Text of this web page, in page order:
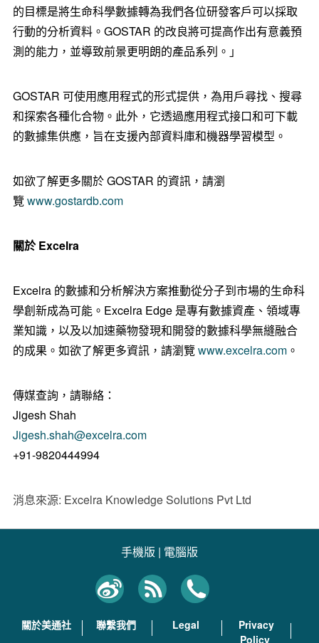
的目標是將生命科學數據轉為我們各位研發客戶可以採取
行動的分析資料。GOSTAR 的改良將可提高作出有意義預
測的能力，並導致前景更明朗的產品系列。」
GOSTAR 可使用應用程式的形式提供，為用戶尋找、搜尋
和探索各種化合物。此外，它透過應用程式接口和可下載
的數據集供應，旨在支援內部資料庫和機器學習模型。
如欲了解更多關於 GOSTAR 的資訊，請瀏
覽www.gostardb.com
關於Excelra
Excelra 的數據和分析解決方案推動從分子到市場的生命科
學創新成為可能。Excelra Edge 是專有數據資產、領域專
業知識，以及以加速藥物發現和開發的數據科學無縫融合
的成果。如欲了解更多資訊，請瀏覽www.excelra.com。
傳媒查詢，請聯絡：
Jigesh Shah
Jigesh.shah@excelra.com
+91-9820444994
消息來源: Excelra Knowledge Solutions Pvt Ltd
手機版 | 電腦版
關於美通社 聯繫我們 Legal
Privacy
Policy